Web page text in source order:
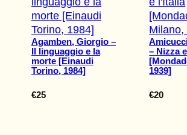
Agamben, Giorgio –
Il linguaggio e la
morte [Einaudi
Torino, 1984]
€25
– Nizza
1939]
€20